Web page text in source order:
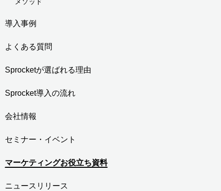
導入事例
よくある質問
Sprocketが選ばれる理由
Sprocket導入の流れ
会社情報
セミナー・イベント
マーケティングお役立ち資料
ニュースリリース